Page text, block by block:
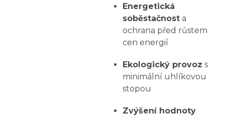
Energetická
soběstačnost a
ochrana před růstem
cen energií
Ekologický provoz s
minimální uhlíkovou
stopou
Zvýšení hodnoty